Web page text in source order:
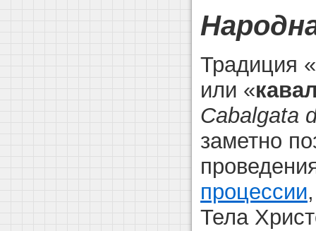
Традиция
или «
Cabalgata
заметно
процессии
Тела